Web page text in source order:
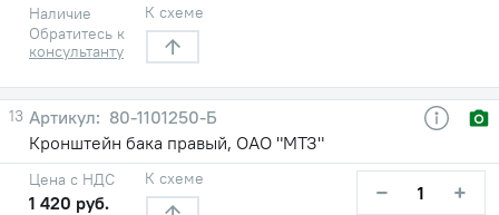
Наличие
Обратитесь к
консультанту
К схеме
13
80-1101250-Б
Кронштейн бака правый, ОАО "МТЗ"
Цена с НДС
1 420 руб.
К схеме − +